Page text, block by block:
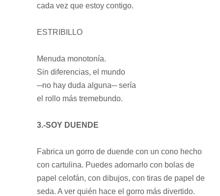
cada vez que estoy contigo.
ESTRIBILLO
Menuda monotonía.
Sin diferencias, el mundo
─no hay duda alguna─ sería
el rollo más tremebundo.
3.-SOY DUENDE
Fabrica un gorro de duende con un cono hecho
con cartulina. Puedes adornarlo con bolas de
papel celofán, con dibujos, con tiras de papel de
seda. A ver quién hace el gorro más divertido.